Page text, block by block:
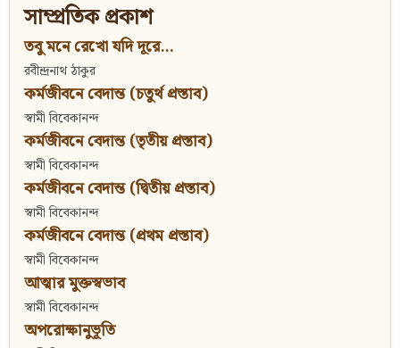
সাম্প্রতিক প্রকাশ
তবু মনে রেখো যদি দূরে...
রবীন্দ্রনাথ ঠাকুর
কর্মজীবনে বেদান্ত (চতুর্থ প্রস্তাব)
স্বামী বিবেকানন্দ
কর্মজীবনে বেদান্ত (তৃতীয় প্রস্তাব)
স্বামী বিবেকানন্দ
কর্মজীবনে বেদান্ত (দ্বিতীয় প্রস্তাব)
স্বামী বিবেকানন্দ
কর্মজীবনে বেদান্ত (প্রথম প্রস্তাব)
স্বামী বিবেকানন্দ
আত্মার মুক্তস্বভাব
স্বামী বিবেকানন্দ
অপরোক্ষানুভূতি